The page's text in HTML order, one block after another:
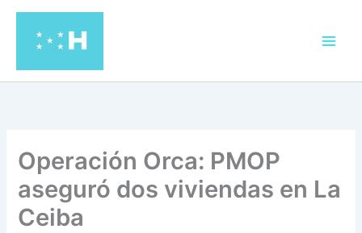
contenido
Operación Orca: PMOP
aseguró dos viviendas en La
Ceiba